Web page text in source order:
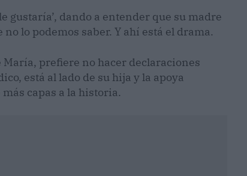
gustaría’, dando a entender que su madre
lo podemos saber. Y ahí está el drama.
prefiere no hacer declaraciones
está al lado de su hija y la apoya
capas a la historia.